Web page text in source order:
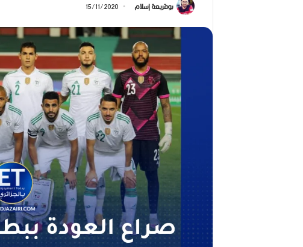
بوقريعة إسلام 15/11/2020